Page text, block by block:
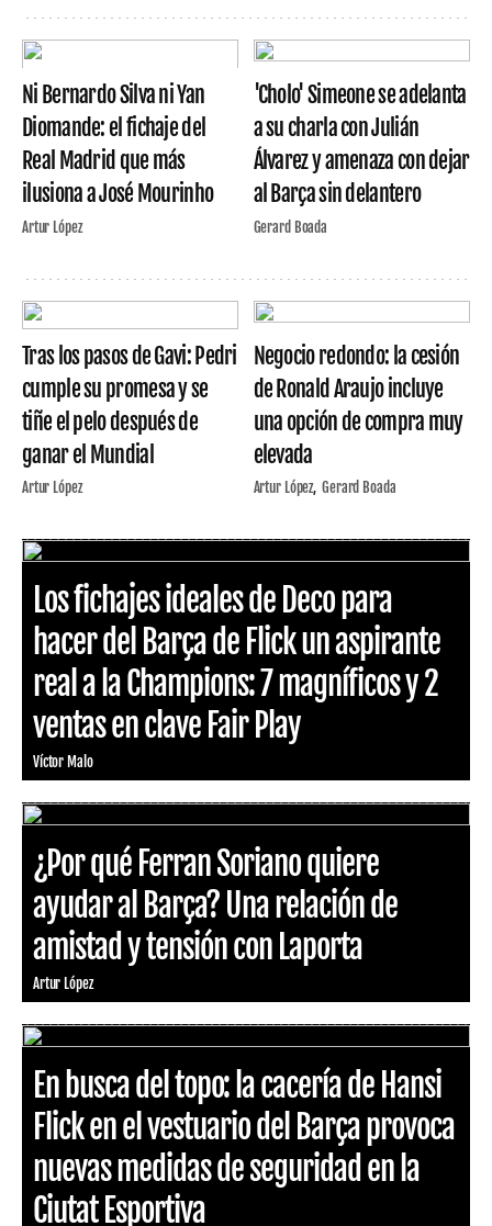
Ni Bernardo Silva ni Yan
Diomande: el fichaje del
Real Madrid que más
ilusiona a José Mourinho
Artur López
'Cholo' Simeone se adelanta
a su charla con Julián
Álvarez y amenaza con dejar
al Barça sin delantero
Gerard Boada
Tras los pasos de Gavi: Pedri
cumple su promesa y se
tiñe el pelo después de
ganar el Mundial
Artur López
Negocio redondo: la cesión
de Ronald Araujo incluye
una opción de compra muy
elevada
Artur López Gerard Boada
Los fichajes ideales de Deco para
hacer del Barça de Flick un aspirante
real a la Champions: 7 magníficos y 2
ventas en clave Fair Play
Víctor Malo
¿Por qué Ferran Soriano quiere
ayudar al Barça? Una relación de
amistad y tensión con Laporta
Artur López
En busca del topo: la cacería de Hansi
Flick en el vestuario del Barça provoca
nuevas medidas de seguridad en la
Ciutat Esportiva